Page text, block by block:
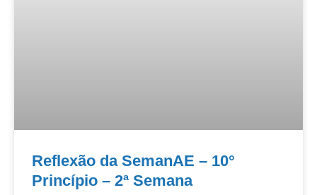
Reflexão da SemanAE – 10°
Princípio – 2ª Semana